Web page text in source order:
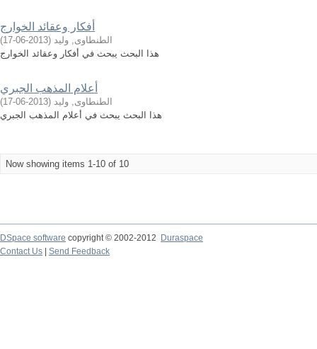
أفكار وعقائد الخوارج
الطنطاوى, وليد (
2013-06-17
)
هذا البحث يبحث في أفكار وعقائد الخوارج
أعلام المذهب الجبري
الطنطاوى, وليد (
2013-06-17
)
هذا البحث يبحث في أعلام المذهب الجبري
Now showing items 1-10 of 10
DSpace software copyright © 2002-2012
Duraspace
Contact Us
Send Feedback